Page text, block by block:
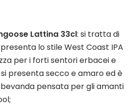
Lattina 33cl: si tratta di
lo stile West Coast IPA
per i forti sentori erbacei e
presenta secco e amaro ed è
pensata per gli amanti